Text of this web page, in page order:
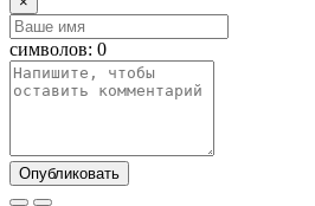
символов: 0
Опубликовать